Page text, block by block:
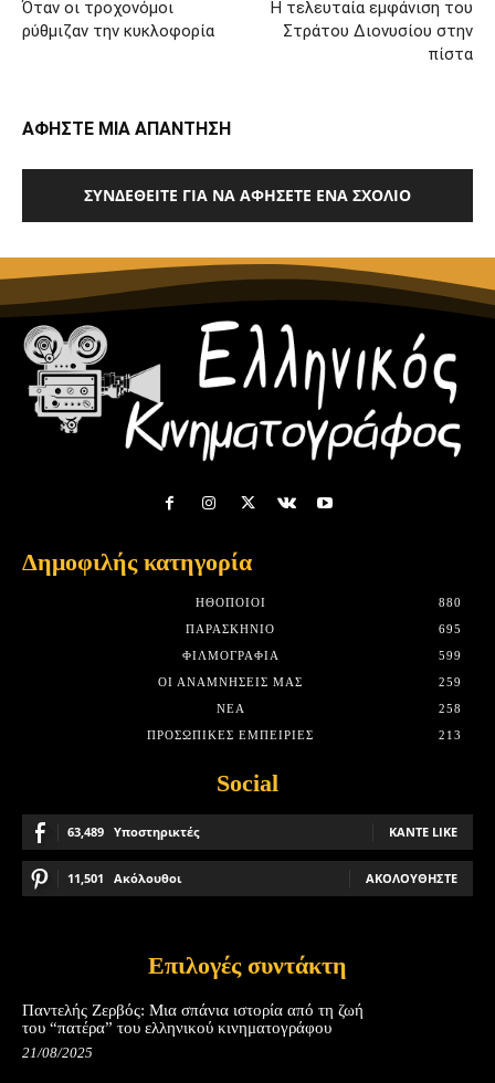
Όταν οι τροχονόμοι
ρύθμιζαν την κυκλοφορία
Η τελευταία εμφάνιση του
Στράτου Διονυσίου στην
πίστα
ΑΦΗΣΤΕ ΜΙΑ ΑΠΑΝΤΗΣΗ
ΣΥΝΔΕΘΕΊΤΕ ΓΙΑ ΝΑ ΑΦΉΣΕΤΕ ΈΝΑ ΣΧΌΛΙΟ
Δημοφιλής κατηγορία
HΘΟΠΟΙΟΊ
880
ΠΑΡΑΣΚΉΝΙΟ
695
ΦΙΛΜΟΓΡΑΦΊΑ
599
ΟΙ ΑΝΑΜΝΉΣΕΙΣ ΜΑΣ
259
ΝΈΑ
258
ΠΡΟΣΩΠΙΚΈΣ ΕΜΠΕΙΡΊΕΣ
213
Social
63,489 Υποστηρικτές ΚΆΝΤΕ LIKE
11,501 Ακόλουθοι ΑΚΟΛΟΥΘΉΣΤΕ
Επιλογές συντάκτη
Παντελής Ζερβός: Μια σπάνια ιστορία από τη ζωή
του “πατέρα” του ελληνικού κινηματογράφου
21/08/2025